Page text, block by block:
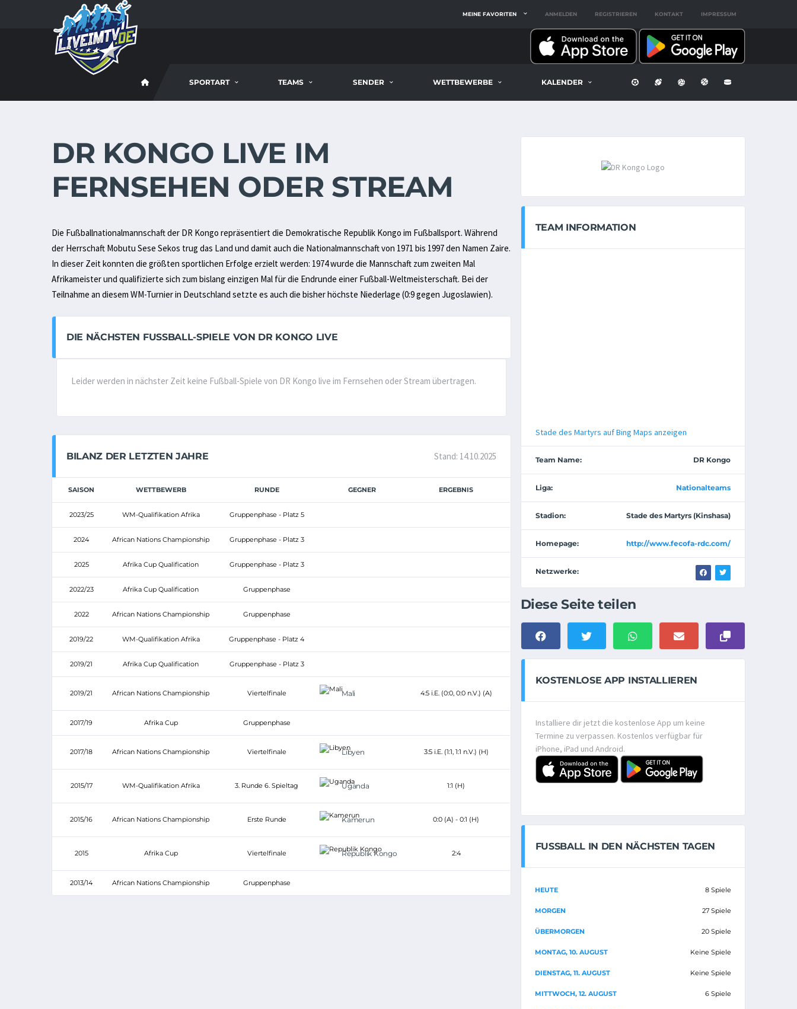
MEINE FAVORITEN ANMELDEN REGISTRIEREN KONTAKT IMPRESSUM
SPORTART TEAMS SENDER WETTBEWERBE KALENDER
DR KONGO LIVE IM
FERNSEHEN ODER STREAM
Die Fußballnationalmannschaft der DR Kongo repräsentiert die Demokratische Republik Kongo im Fußballsport. Während
der Herrschaft Mobutu Sese Sekos trug das Land und damit auch die Nationalmannschaft von 1971 bis 1997 den Namen Zaire.
In dieser Zeit konnten die größten sportlichen Erfolge erzielt werden: 1974 wurde die Mannschaft zum zweiten Mal
Afrikameister und qualifizierte sich zum bislang einzigen Mal für die Endrunde einer Fußball-Weltmeisterschaft. Bei der
Teilnahme an diesem WM-Turnier in Deutschland setzte es auch die bisher höchste Niederlage (0:9 gegen Jugoslawien).
DIE NÄCHSTEN FUSSBALL-SPIELE VON DR KONGO LIVE
Leider werden in nächster Zeit keine Fußball-Spiele von DR Kongo live im Fernsehen oder Stream übertragen.
BILANZ DER LETZTEN JAHRE Stand: 14.10.2025
SAISON WETTBEWERB RUNDE GEGNER ERGEBNIS
2023/25 WM-Qualifikation Afrika Gruppenphase - Platz 5
2024 African Nations Championship Gruppenphase - Platz 3
2025 Afrika Cup Qualification Gruppenphase - Platz 3
2022/23 Afrika Cup Qualification Gruppenphase
2022 African Nations Championship Gruppenphase
2019/22 WM-Qualifikation Afrika Gruppenphase - Platz 4
2019/21 Afrika Cup Qualification Gruppenphase - Platz 3
2019/21 African Nations Championship Viertelfinale Mali 4:5 i.E. (0:0, 0:0 n.V.) (A)
2017/19 Afrika Cup Gruppenphase
2017/18 African Nations Championship Viertelfinale Libyen 3:5 i.E. (1:1, 1:1 n.V.) (H)
2015/17 WM-Qualifikation Afrika 3. Runde 6. Spieltag Uganda 1:1 (H)
2015/16 African Nations Championship Erste Runde Kamerun 0:0 (A) - 0:1 (H)
2015 Afrika Cup Viertelfinale Republik Kongo 2:4
2013/14 African Nations Championship Gruppenphase
TEAM INFORMATION
Stade des Martyrs auf Bing Maps anzeigen
Team Name: DR Kongo
Liga: Nationalteams
Stadion: Stade des Martyrs (Kinshasa)
Homepage: http://www.fecofa-rdc.com/
Netzwerke:
Diese Seite teilen
KOSTENLOSE APP INSTALLIEREN
Installiere dir jetzt die kostenlose App um keine
Termine zu verpassen. Kostenlos verfügbar für
iPhone, iPad und Android.
FUSSBALL IN DEN NÄCHSTEN TAGEN
HEUTE 8 Spiele
MORGEN 27 Spiele
ÜBERMORGEN 20 Spiele
MONTAG, 10. AUGUST Keine Spiele
DIENSTAG, 11. AUGUST Keine Spiele
MITTWOCH, 12. AUGUST 6 Spiele